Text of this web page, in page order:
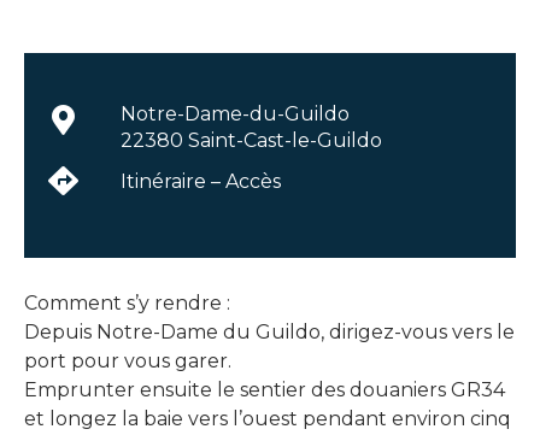
Comment s’y rendre :
Depuis Notre-Dame du Guildo, dirigez-vous vers le
port pour vous garer.
Emprunter ensuite le sentier des douaniers GR34
et longez la baie vers l’ouest pendant environ cinq
Notre-Dame-du-Guildo
22380 Saint-Cast-le-Guildo
Itinéraire – Accès